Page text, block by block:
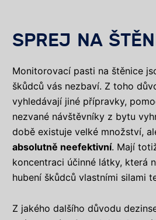
SPREJ NA
Monitorovací pasti na štěnice
škůdců vás nezbaví. Z toho
vyhledávají jiné přípravky,
nezvané návštěvníky z bytu
době existuje velké množství,
absolutně neefektivní. Mají
koncentraci účinné látky, která
hubení škůdců vlastními silami
Z jakého dalšího důvodu